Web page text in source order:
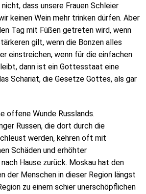
dass unsere Frauen Schleier
keinen Wein mehr trinken dürfen. Aber
Tag mit Füßen getreten wird, wenn
gilt, wenn die Bonzen alles
einstreichen, wenn für die einfachen
dann ist ein Gottesstaat eine
Schariat, die Gesetze Gottes, als gar
offene Wunde Russlands.
Russen, die dort durch die
werden, kehren oft mit
Schäden und erhöhter
Hause zurück. Moskau hat den
der Menschen in dieser Region längst
zu einem schier unerschöpflichen